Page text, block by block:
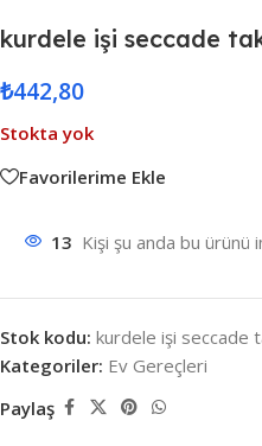
kurdele işi seccade
₺442,80
Stokta yok
Favorilerime Ekle
13 Kişi şu anda bu ürünü
Stok kodu: kurdele işi seccade
Kategoriler: Ev Gereçleri
Paylaş